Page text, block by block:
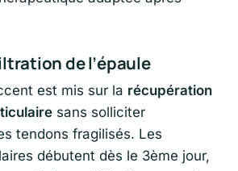
de l’épaule
est mis sur la récupération
sans solliciter
tendons fragilisés. Les
débutent dès le 3ème jour,